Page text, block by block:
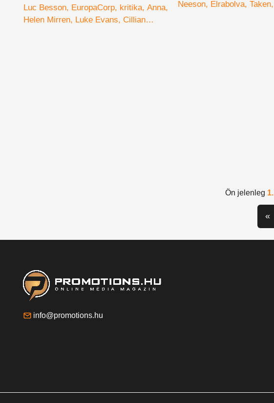
Luc Besson EuropaCorp kritika Anna
Helen Mirren Luke Evans Cillian
Neeson Elrabolva Taken
Ön jelenleg 1.
«
info@promotions.hu